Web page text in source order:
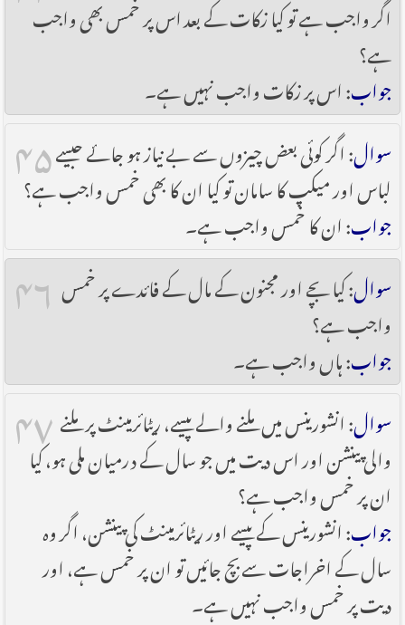
اگر واجب ہے تو کیا زکات کے بعد اس پر خمس بھی واجب
ہے؟
جواب: اس پر زکات واجب نہیں ہے۔
۴۵ سوال: اگر کوئی بعض چیزوں سے بے نیاز ہو جائے جیسے
لباس اور میکپ کا سامان تو کیا ان کا بھی خمس واجب ہے؟
جواب: ان کا خمس واجب ہے۔
۴۶ سوال: کیا بچے اور مجنون کے مال کے فائدے پر خمس
واجب ہے؟
جواب: ہاں واجب ہے۔
۴۷ سوال: انشورینس میں ملنے والے پیسے، ریٹائرمینٹ پر ملنے
والی پینشن اور اس دیت میں جو سال کے درمیان ملی ہو، کیا
ان پر خمس واجب ہے؟
جواب: انشورینس کے پیسے اور ریٹائرمینٹ کی پینشن، اگر وہ
سال کے اخراجات سے بچ جائیں تو ان پر خمس ہے، اور
دیت پر خمس واجب نہیں ہے۔